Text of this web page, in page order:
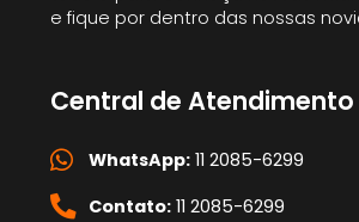
e fique por dentro das nossas
Central de Atendimento
WhatsApp:11 2085-6299
Contato:11 2085-6299